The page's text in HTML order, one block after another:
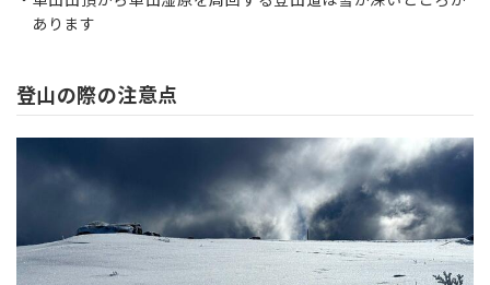
あります
登山の際の注意点